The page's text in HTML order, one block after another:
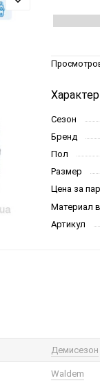
Сезон
Бренд
Пол
Размер
Цена за
Материал
Артикул
Демисезон
Waldem